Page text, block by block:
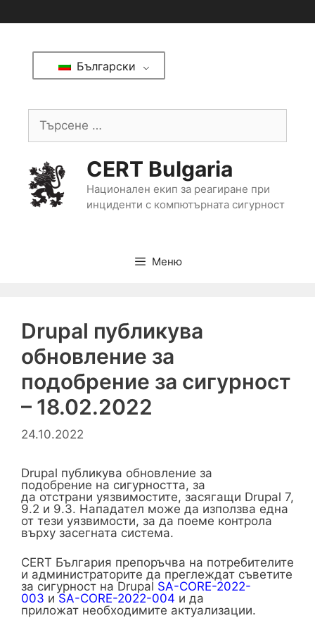
Български
CERT Bulgaria
Национален екип за реагиране при
инциденти с компютърната сигурност
Меню
Drupal публикува
обновление за
подобрение за сигурност
– 18.02.2022
24.10.2022
Drupal публикува обновление за
подобрение на сигурността, за
да отстрани уязвимостите, засягащи Drupal 7,
9.2 и 9.3. Нападател може да използва една
от тези уязвимости, за да поеме контрола
върху засегната система.
CERT България препоръчва на потребителите
и администраторите да преглеждат съветите
за сигурност на Drupal SA-CORE-2022-
003 и SA-CORE-2022-004 и да
приложат необходимите актуализации.